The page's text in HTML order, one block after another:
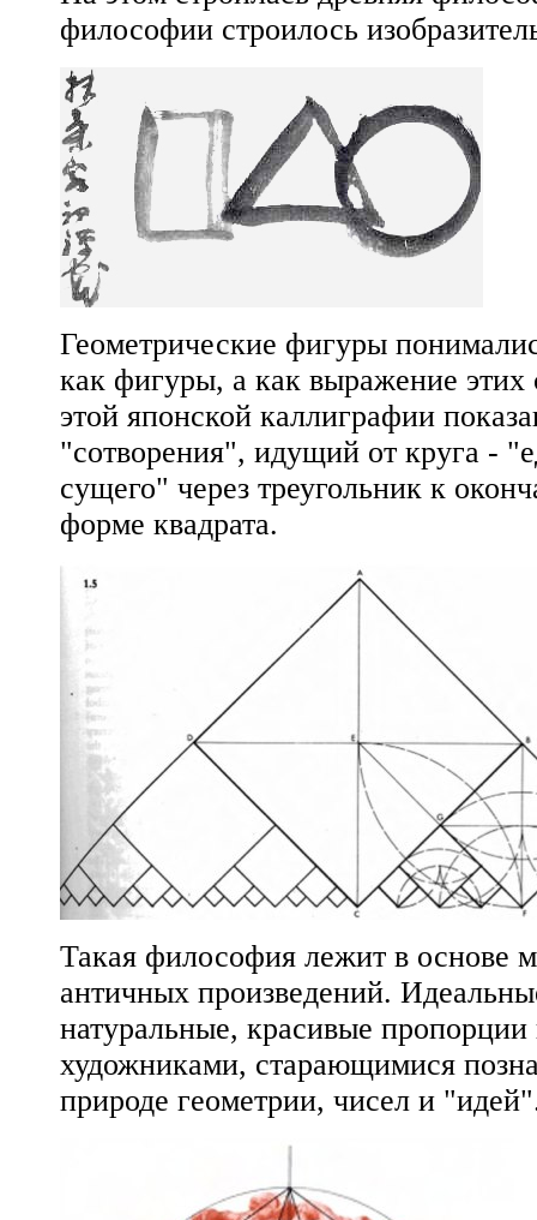
философии строилось
Геометрические фигуры
как фигуры, а как выражение
этой японской каллиграфии
"сотворения", идущий от круга -
сущего" через треугольник к
форме квадрата.
Такая философия лежит в основе
античных произведений.
натуральные, красивые пропорции
художниками, старающимися
природе геометрии, чисел и